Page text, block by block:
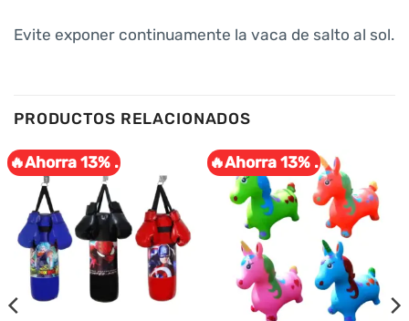
Evite exponer continuamente la vaca de salto al sol.
PRODUCTOS RELACIONADOS
🔥Ahorra 13% . 🔥Ahorra 13% .